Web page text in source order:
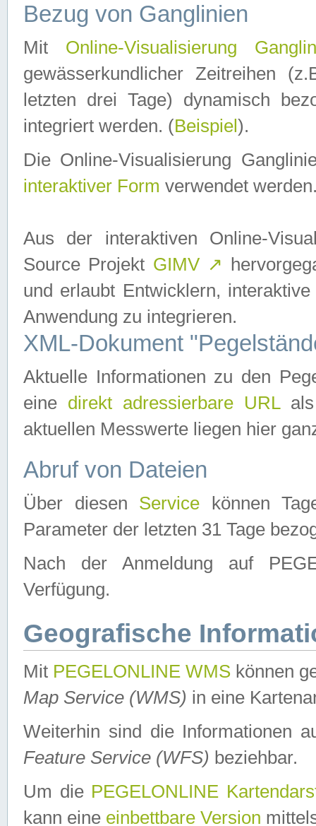
Bezug von Ganglinien
Mit Online-Visualisierung
gewässerkundlicher Zeitreihen
letzten drei Tage) dynamisch
integriert werden. (Beispiel ).
Die Online-Visualisierung
interaktiver Form verwendet
Aus der interaktiven Online-
Source Projekt GIMV ↗
und erlaubt Entwicklern,
Anwendung zu integrieren.
XML-Dokument
Aktuelle Informationen zu den
eine direkt adressierbare URLals
aktuellen Messwerte liegen hier
Abruf von Dateien
Über diesen Service können
Parameter der letzten 31 Tage
Nach der Anmeldung auf
Verfügung.
Geografische
Mit PEGELONLINE WMS können
Map Service (WMS) in eine
Weiterhin sind die Informationen
Feature Service (WFS) beziehbar.
Um die PEGELONLINE
kann eine einbettbare Version